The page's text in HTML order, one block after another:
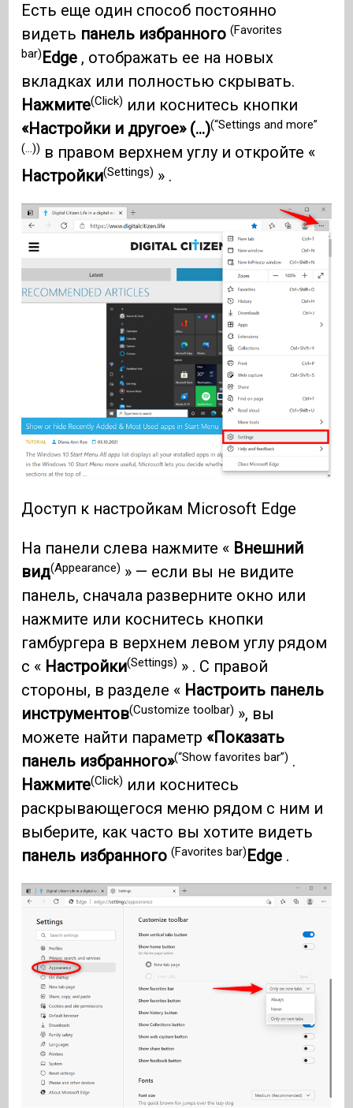
Есть еще один способ постоянно
видеть панель избранного(Favorites
bar) Edge , отображать ее на новых
вкладках или полностью скрывать.
Нажмите(Click) или коснитесь кнопки
«Настройки и другое» (...)(“Settings and more”
(...)) в правом верхнем углу и откройте «
Настройки(Settings) » .
Доступ к настройкам Microsoft Edge
На панели слева нажмите « Внешний
вид(Appearance) » — если вы не видите
панель, сначала разверните окно или
нажмите или коснитесь кнопки
гамбургера в верхнем левом углу рядом
с « Настройки(Settings) » . С правой
стороны, в разделе « Настроить панель
инструментов(Customize toolbar) », вы
можете найти параметр «Показать
панель избранного»(“Show favorites bar”) .
Нажмите(Click) или коснитесь
раскрывающегося меню рядом с ним и
выберите, как часто вы хотите видеть
панель избранного(Favorites bar)Edge .